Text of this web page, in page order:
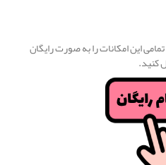
عدد 2000 به 10001391 تمامی این امکانات را به صورت رایگان